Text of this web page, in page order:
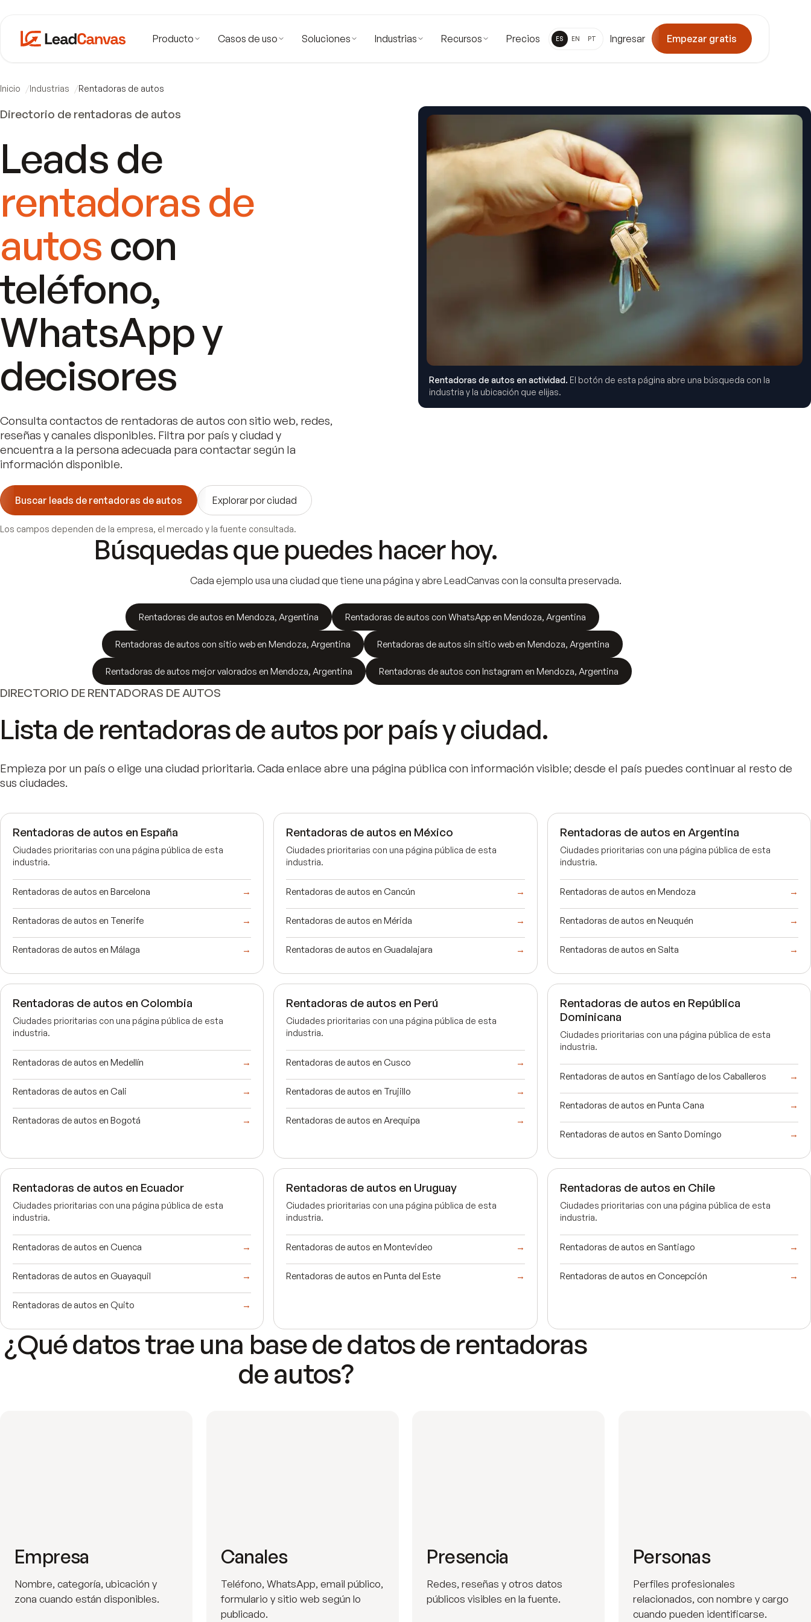
Producto Casos de uso Soluciones Industrias Recursos Precios ES EN PT Ingresar Empezar gratis
Inicio Industrias Rentadoras de autos
Directorio de rentadoras de autos
Leads de
rentadoras de
autoscon
teléfono,
WhatsApp y
decisores
Consulta contactos de rentadoras de autos con sitio web, redes,
reseñas y canales disponibles. Filtra por país y ciudad y
encuentra a la persona adecuada para contactar según la
información disponible.
Buscar leads de rentadoras de autos Explorar por ciudad
Los campos dependen de la empresa, el mercado y la fuente consultada.
Rentadoras de autos en actividad. El botón de esta página abre una búsqueda con la
industria y la ubicación que elijas.
Búsquedas que puedes hacer hoy.
Cada ejemplo usa una ciudad que tiene una página y abre LeadCanvas con la consulta preservada.
Rentadoras de autos en Mendoza, Argentina Rentadoras de autos con WhatsApp en Mendoza, Argentina
Rentadoras de autos con sitio web en Mendoza, Argentina Rentadoras de autos sin sitio web en Mendoza, Argentina
Rentadoras de autos mejor valorados en Mendoza, Argentina Rentadoras de autos con Instagram en Mendoza, Argentina
DIRECTORIO DE RENTADORAS DE AUTOS
Lista derentadoras de autospor país y ciudad.
Empieza por un país o elige una ciudad prioritaria. Cada enlace abre una página pública con información visible; desde el país puedes continuar al resto de
sus ciudades.
Rentadoras de autos en España
Ciudades prioritarias con una página pública de esta
industria.
Rentadoras de autos en Barcelona →
Rentadoras de autos en Tenerife →
Rentadoras de autos en Málaga →
Rentadoras de autos en México
Ciudades prioritarias con una página pública de esta
industria.
Rentadoras de autos en Cancún →
Rentadoras de autos en Mérida →
Rentadoras de autos en Guadalajara →
Rentadoras de autos en Argentina
Ciudades prioritarias con una página pública de esta
industria.
Rentadoras de autos en Mendoza →
Rentadoras de autos en Neuquén →
Rentadoras de autos en Salta →
Rentadoras de autos en Colombia
Ciudades prioritarias con una página pública de esta
industria.
Rentadoras de autos en Medellín →
Rentadoras de autos en Cali →
Rentadoras de autos en Bogotá →
Rentadoras de autos en Perú
Ciudades prioritarias con una página pública de esta
industria.
Rentadoras de autos en Cusco →
Rentadoras de autos en Trujillo →
Rentadoras de autos en Arequipa →
Rentadoras de autos en República
Dominicana
Ciudades prioritarias con una página pública de esta
industria.
Rentadoras de autos en Santiago de los Caballeros →
Rentadoras de autos en Punta Cana →
Rentadoras de autos en Santo Domingo →
Rentadoras de autos en Ecuador
Ciudades prioritarias con una página pública de esta
industria.
Rentadoras de autos en Cuenca →
Rentadoras de autos en Guayaquil →
Rentadoras de autos en Quito →
Rentadoras de autos en Uruguay
Ciudades prioritarias con una página pública de esta
industria.
Rentadoras de autos en Montevideo →
Rentadoras de autos en Punta del Este →
Rentadoras de autos en Chile
Ciudades prioritarias con una página pública de esta
industria.
Rentadoras de autos en Santiago →
Rentadoras de autos en Concepción →
¿Qué datos trae una base de datos de rentadoras
de autos?
Empresa
Nombre, categoría, ubicación y
zona cuando están disponibles.
Canales
Teléfono, WhatsApp, email público,
formulario y sitio web según lo
publicado.
Presencia
Redes, reseñas y otros datos
públicos visibles en la fuente.
Personas
Perfiles profesionales
relacionados, con nombre y cargo
cuando pueden identificarse.